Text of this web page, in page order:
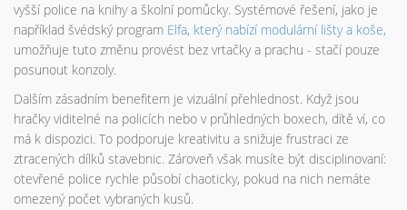
vyšší police na knihy a školní pomůcky. Systémové řešení, jako je
například švédský program Elfa, který nabízí modulární lišty a koše,
umožňuje tuto změnu provést bez vrtačky a prachu - stačí pouze
posunout konzoly.
Dalším zásadním benefitem je vizuální přehlednost. Když jsou
hračky viditelné na policích nebo v průhledných boxech, dítě ví, co
má k dispozici. To podporuje kreativitu a snižuje frustraci ze
ztracených dílků stavebnic. Zároveň však musíte být disciplinovaní:
otevřené police rychle působí chaoticky, pokud na nich nemáte
omezený počet vybraných kusů.